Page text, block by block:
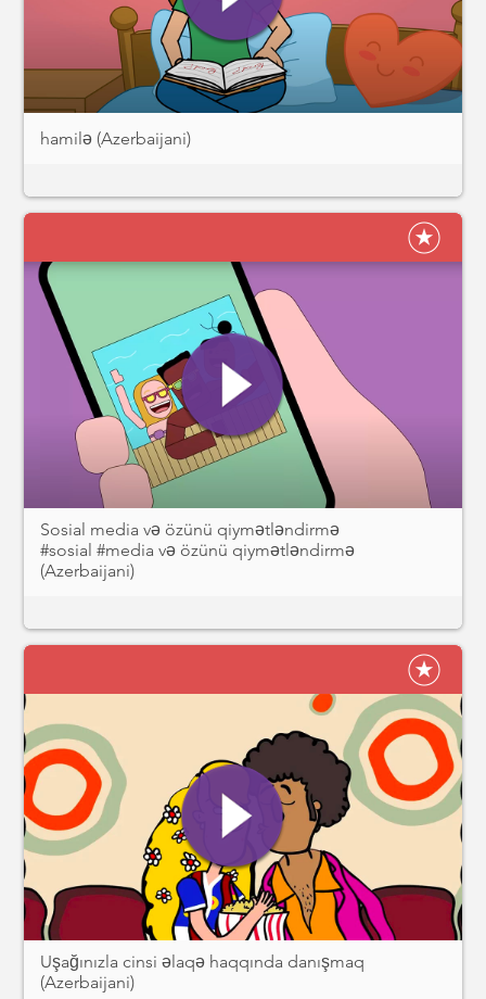
hamilə (Azerbaijani)
Sosial media və özünü qiymətləndirmə
#sosial #media və özünü qiymətləndirmə
(Azerbaijani)
Uşağınızla cinsi əlaqə haqqında danışmaq
(Azerbaijani)